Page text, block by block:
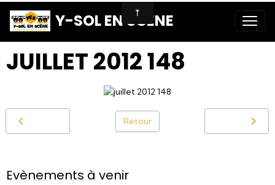
Y-SOL EN SCENE
JUILLET 2012 148
Retour
Evènements à venir